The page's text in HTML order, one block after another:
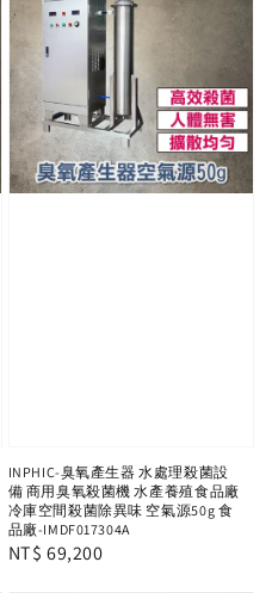
INPHIC-臭氧產生器 水處理殺菌設
備 商用臭氧殺菌機 水產養殖食品廠
冷庫空間殺菌除異味 空氣源50g 食
品廠-IMDF017304A
Regular
NT$ 69,200